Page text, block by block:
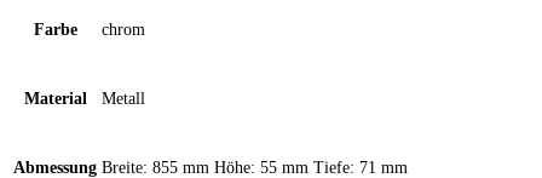
Farbe chrom
Material Metall
Abmessung Breite: 855 mm Höhe: 55 mm Tiefe: 71 mm